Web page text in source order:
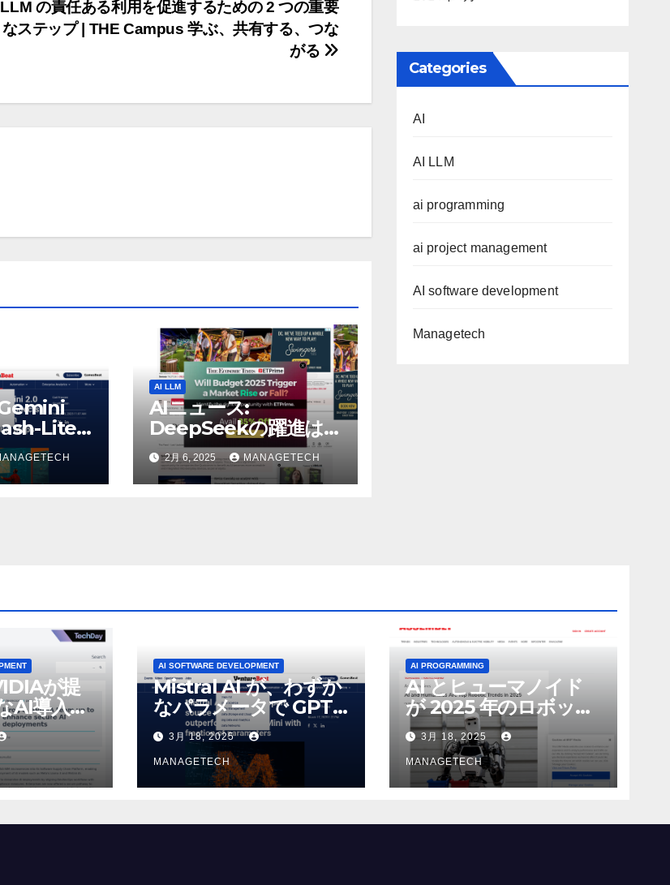
LLM の責任ある利用を促進するための 2 つの重要
なステップ | THE Campus 学ぶ、共有する、つな
がる
Lite
モデル
を
ップ、
AI LLM
AIニュース:
DeepSeekの躍進は
AIの巨人に役立つだろ
うとウォール街のアナ
リストが語る – The
2月 6, 2025 MANAGETECH
Categories
AI
AI LLM
ai programming
ai project management
AI software development
Managetech
が提
AI導入を
AI SOFTWARE DEVELOPMENT
Mistral AI が、わずか
なパラメータで GPT-
4o Mini を上回る新し
いオープンソース モ
デルをリリース |
VentureBeat
3月 18, 2025
MANAGETECH
AI PROGRAMMING
AI とヒューマノイド
が 2025 年のロボット
のトップトレンドに |
ASSEMBLY
3月 18, 2025
MANAGETECH